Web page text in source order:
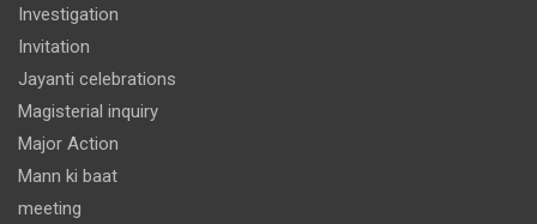
Investigation
Invitation
Jayanti celebrations
Magisterial inquiry
Major Action
Mann ki baat
meeting